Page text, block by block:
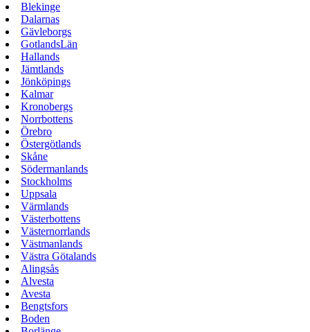
Blekinge
Dalarnas
Gävleborgs
GotlandsLän
Hallands
Jämtlands
Jönköpings
Kalmar
Kronobergs
Norrbottens
Örebro
Östergötlands
Skåne
Södermanlands
Stockholms
Uppsala
Värmlands
Västerbottens
Västernorrlands
Västmanlands
Västra Götalands
Alingsås
Alvesta
Avesta
Bengtsfors
Boden